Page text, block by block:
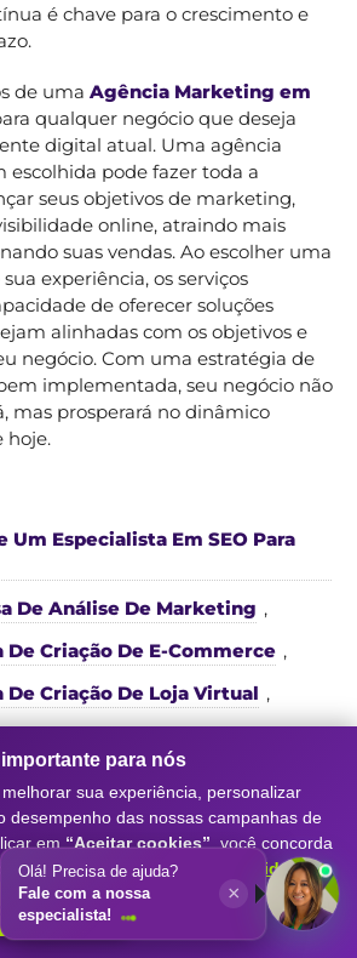
é chave para o crescimento e
de uma Agência Marketing em
qualquer negócio que deseja
digital atual. Uma agência
pode fazer toda a
seus objetivos de marketing,
online, atraindo mais
suas vendas. Ao escolher uma
experiência, os serviços
de oferecer soluções
alinhadas com os objetivos e
negócio. Com uma estratégia de
implementada, seu negócio não
mas prosperará no dinâmico
hoje.
Um Especialista Em SEO Para
De Análise De Marketing ,
De Criação De E-Commerce ,
De Criação De Loja Virtual ,
da nossaAgência de
para nós
sua experiência, personalizar
desempenho das nossas campanhas de
em “Aceitar cookies” , você concorda
nossaPolítica de Privacidade.
cookies
Olá! Precisa de ajuda?
Fale com a nossa
especialista!
×